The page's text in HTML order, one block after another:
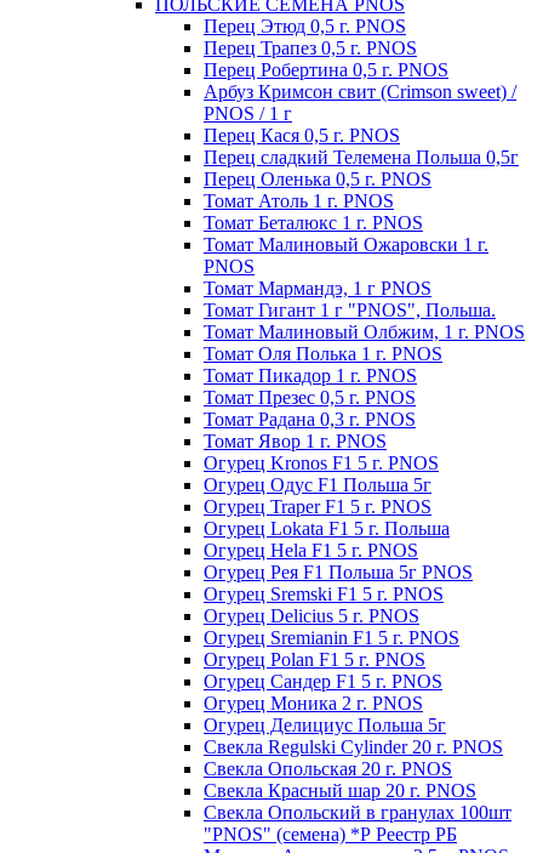
ПОЛЬСКИЕ СЕМЕНА PNOS
Перец Этюд 0,5 г. PNOS
Перец Трапез 0,5 г. PNOS
Перец Робертина 0,5 г. PNOS
Арбуз Кримсон свит (Crimson sweet) /
PNOS / 1 г
Перец Кася 0,5 г. PNOS
Перец сладкий Телемена Польша 0,5г
Перец Оленька 0,5 г. PNOS
Томат Атоль 1 г. PNOS
Томат Беталюкс 1 г. PNOS
Томат Малиновый Ожаровски 1 г.
PNOS
Томат Мармандэ, 1 г PNOS
Томат Гигант 1 г "PNOS", Польша.
Томат Малиновый Олбжим, 1 г. PNOS
Томат Оля Полька 1 г. PNOS
Томат Пикадор 1 г. PNOS
Томат Презес 0,5 г. PNOS
Toмaт Рaдaнa 0,3 г. PNOS
Томат Явор 1 г. PNOS
Огурец Kronos F1 5 г. PNOS
Огурец Одус F1 Польша 5г
Огурец Traper F1 5 г. PNOS
Огурец Lokata F1 5 г. Польша
Огурец Hela F1 5 г. PNOS
Огурец Рея F1 Польша 5г PNOS
Огурец Sremski F1 5 г. PNOS
Огурец Delicius 5 г. PNOS
Огурец Sremianin F1 5 г. PNOS
Огурец Polan F1 5 г. PNOS
Огурец Сандер F1 5 г. PNOS
Огурец Моника 2 г. PNOS
Огурец Делициус Польша 5г
Свекла Regulski Cylinder 20 г. PNOS
Свекла Опольская 20 г. PNOS
Свекла Красный шар 20 г. PNOS
Свекла Опольский в гранулах 100шт
"PNOS" (семена) *Р Реестр РБ